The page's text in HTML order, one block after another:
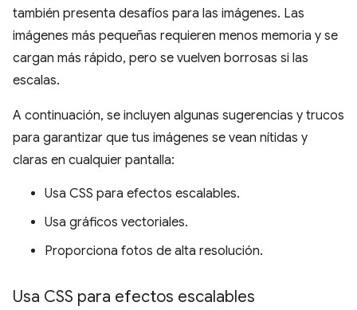
también presenta desafíos para las imágenes. Las
imágenes más pequeñas requieren menos memoria y se
cargan más rápido, pero se vuelven borrosas si las
escalas.
A continuación, se incluyen algunas sugerencias y trucos
para garantizar que tus imágenes se vean nítidas y
claras en cualquier pantalla:
Usa CSS para efectos escalables.
Usa gráficos vectoriales.
Proporciona fotos de alta resolución.
Usa CSS para efectos escalables